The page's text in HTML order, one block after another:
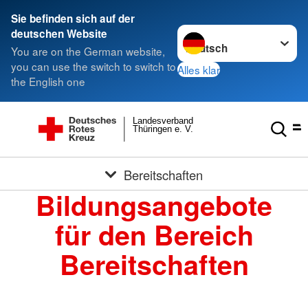
Sie befinden sich auf der
deutschen Website
You are on the German website,
you can use the switch to switch to
the English one
Sprache wechseln zu
Alles klar
Thüringen e. V.
Landesverband
Bereitschaften
Bildungsangebote
für den Bereich
Bereitschaften